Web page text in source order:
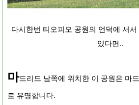
다시한번 티오피오 공원의 언덕에 서
있다면..
마드리드 남쪽에 위치한 이 공원은 마
로 유명합니다.